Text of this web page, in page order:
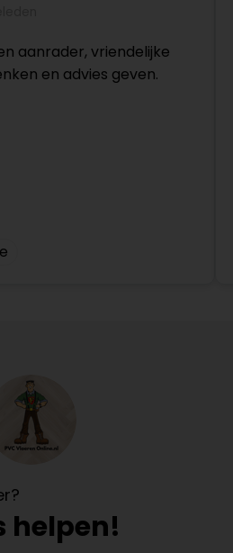
aanrader, vriendelijke
en advies geven.
helpen!